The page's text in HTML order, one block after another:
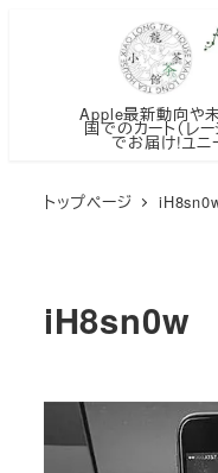
Apple最新動向や
国でのカート（レ
でお届け!ユニ
トップページ
iH8sn0w